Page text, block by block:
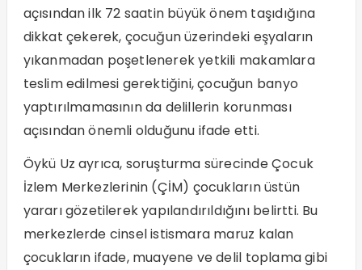
açısından ilk 72 saatin büyük önem taşıdığına
dikkat çekerek, çocuğun üzerindeki eşyaların
yıkanmadan poşetlenerek yetkili makamlara
teslim edilmesi gerektiğini, çocuğun banyo
yaptırılmamasının da delillerin korunması
açısından önemli olduğunu ifade etti.
Öykü Uz ayrıca, soruşturma sürecinde Çocuk
İzlem Merkezlerinin (ÇİM) çocukların üstün
yararı gözetilerek yapılandırıldığını belirtti. Bu
merkezlerde cinsel istismara maruz kalan
çocukların ifade, muayene ve delil toplama gibi